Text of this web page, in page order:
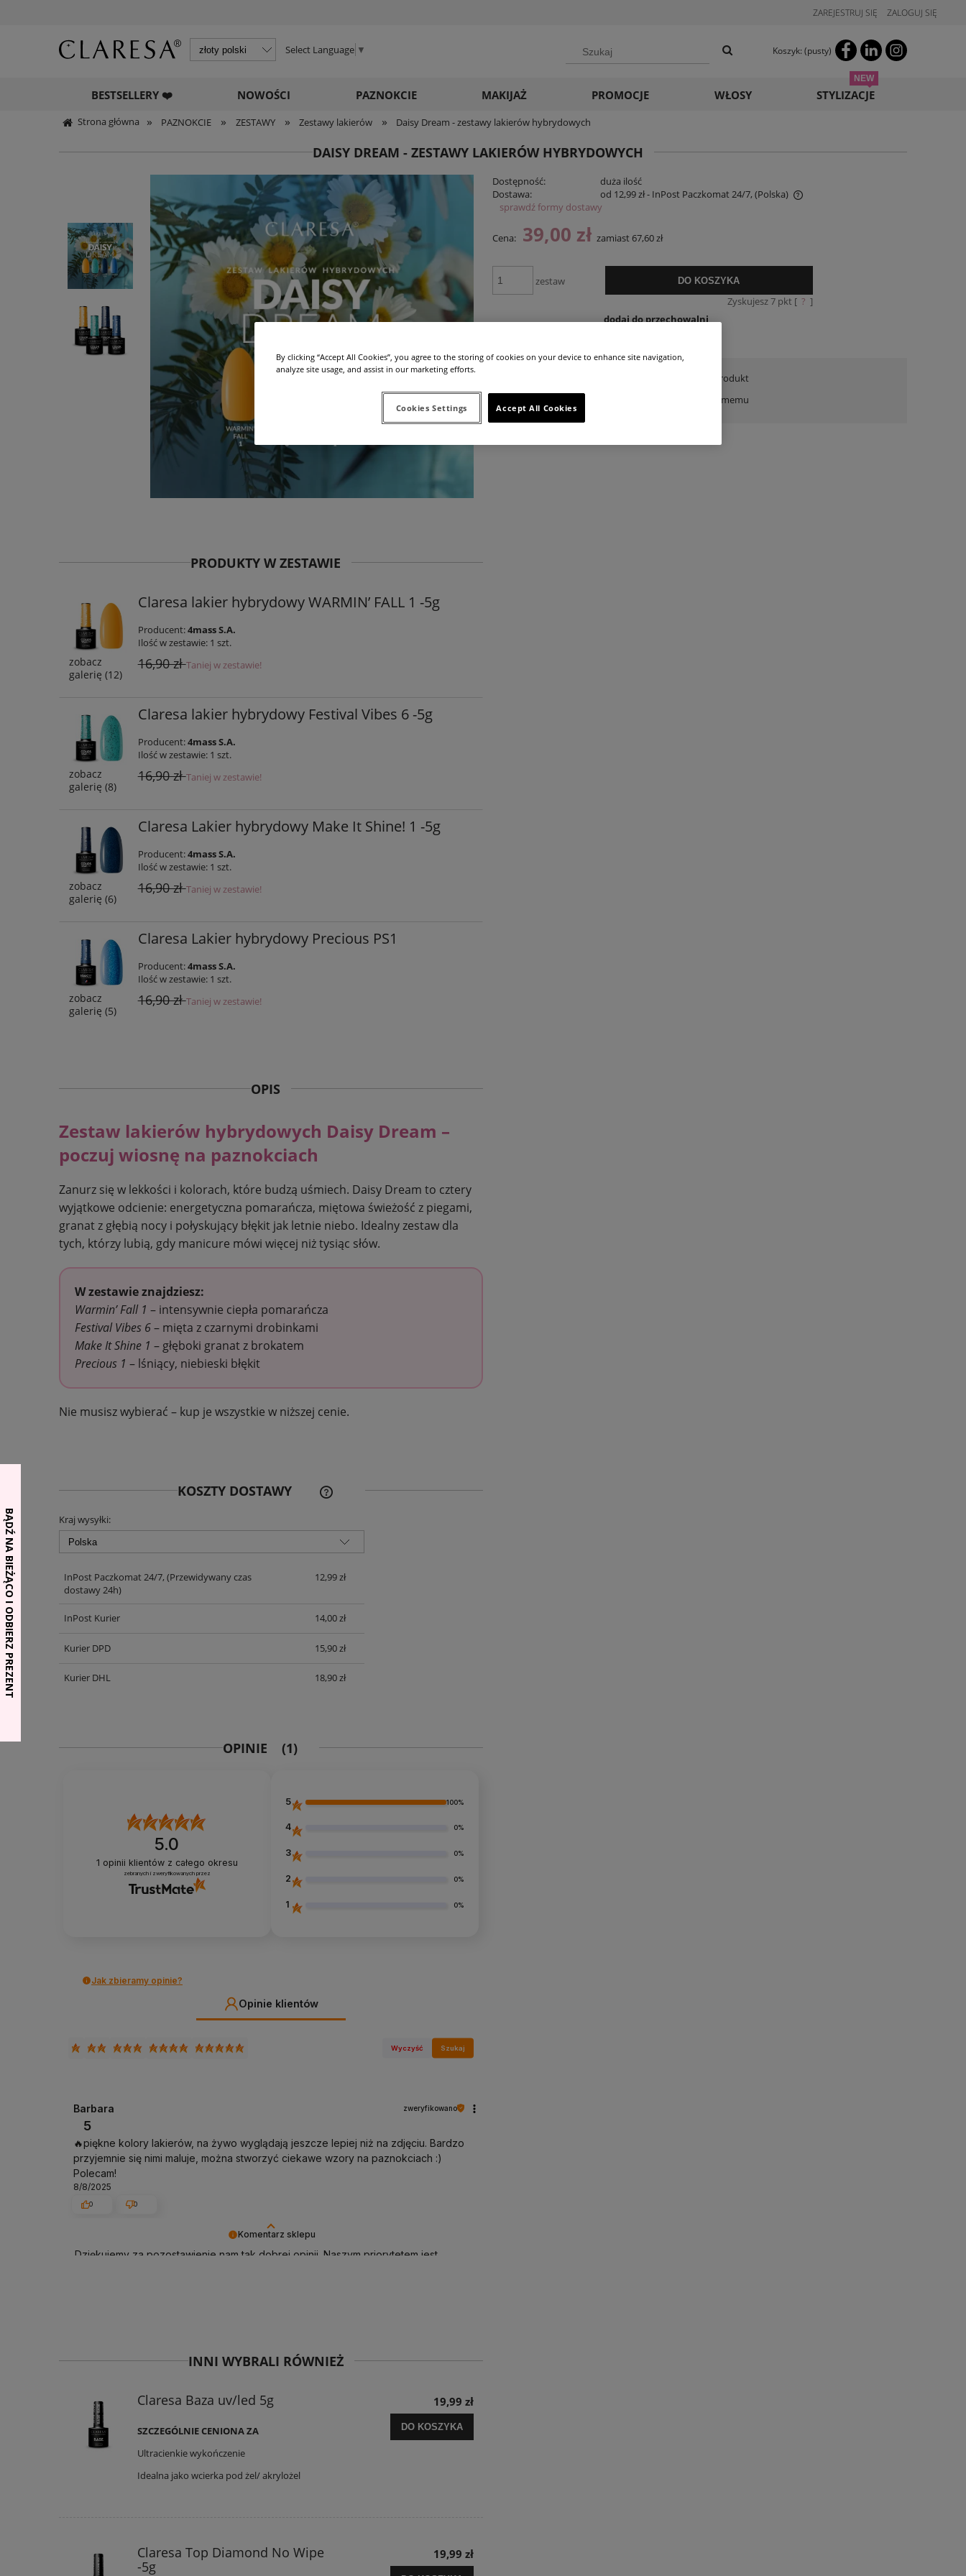
ZAREJESTRUJ SIĘ ZALOGUJ SIĘ
Koszyk: (pusty)
Select Language ▼
BESTSELLERY ❤️ NOWOŚCI PAZNOKCIE MAKIJAŻ PROMOCJE WŁOSY STYLIZACJE
Strona główna » PAZNOKCIE » ZESTAWY » Zestawy lakierów » Daisy Dream - zestawy lakierów hybrydowych
DAISY DREAM - ZESTAWY LAKIERÓW HYBRYDOWYCH
Dostępność:
duża ilość
Dostawa:
od 12,99 zł- InPost Paczkomat 24/7, (Polska)
płatności
sprawdź formy dostawy
Cena: 39,00 zł zamiast 67,60 zł
zestaw DO KOSZYKA
Zyskujesz7pkt [ ? ]
dodaj do przechowalni
Producent: 4mass S.A.
Kod produktu: C1B2-96343
zapytaj o produkt
poleć znajomemu
PRODUKTY W ZESTAWIE
zobacz
galerię (12)
Claresa lakier hybrydowy WARMIN’ FALL 1 -5g
Producent:4mass S.A.
Ilość w zestawie: 1 szt.
16,90 złTaniej w zestawie!
zobacz
galerię (8)
Claresa lakier hybrydowy Festival Vibes 6 -5g
Producent:4mass S.A.
Ilość w zestawie: 1 szt.
16,90 złTaniej w zestawie!
zobacz
galerię (6)
Claresa Lakier hybrydowy Make It Shine! 1 -5g
Producent:4mass S.A.
Ilość w zestawie: 1 szt.
16,90 złTaniej w zestawie!
zobacz
galerię (5)
Claresa Lakier hybrydowy Precious PS1
Producent:4mass S.A.
Ilość w zestawie: 1 szt.
16,90 złTaniej w zestawie!
OPIS
Zestaw lakierów hybrydowych Daisy Dream –
poczuj wiosnę na paznokciach
Zanurz się w lekkości i kolorach, które budzą uśmiech. Daisy Dream to cztery
wyjątkowe odcienie: energetyczna pomarańcza, miętowa świeżość z piegami,
granat z głębią nocy i połyskujący błękit jak letnie niebo. Idealny zestaw dla
tych, którzy lubią, gdy manicure mówi więcej niż tysiąc słów.
W zestawie znajdziesz:
Warmin’ Fall 1 – intensywnie ciepła pomarańcza
Festival Vibes 6– mięta z czarnymi drobinkami
Make It Shine 1 – głęboki granat z brokatem
Precious 1 – lśniący, niebieski błękit
Nie musisz wybierać – kup je wszystkie w niższej cenie.
KOSZTY DOSTAWY
KOSZTÓW PŁATNOŚCI
Kraj wysyłki:
InPost Paczkomat 24/7, (Przewidywany czas
dostawy 24h)
12,99 zł
InPost Kurier 14,00 zł
Kurier DPD 15,90 zł
Kurier DHL 18,90 zł
OPINIE (1)
5.0
1 opinii klientów z całego okresu
zebranych i zweryfikowanych przez
5 100%
4 0%
3 0%
2 0%
1 0%
Jak zbieramy opinie?
Opinie klientów
Wyczyść Szukaj
Komentarz sklepu
Dziękujemy za pozostawienie nam tak dobrej opinii. Naszym priorytetem jest
Barbara zweryfikowano
5
🔥piękne kolory lakierów, na żywo wyglądają jeszcze lepiej niż na zdjęciu. Bardzo
przyjemnie się nimi maluje, można stworzyć ciekawe wzory na paznokciach :)
Polecam!
8/8/2025
0 0
INNI WYBRALI RÓWNIEŻ
Claresa Baza uv/led 5g
SZCZEGÓLNIE CENIONA ZA
Ultracienkie wykończenie
Idealna jako wcierka pod żel/ akrylożel
19,99 zł
DO KOSZYKA
Claresa Top Diamond No Wipe
-5g
19,99 zł
By clicking “Accept All Cookies”, you agree to the storing of cookies on your device to enhance site navigation,
analyze site usage, and assist in our marketing efforts.
Accept All Cookies
Cookies Settings